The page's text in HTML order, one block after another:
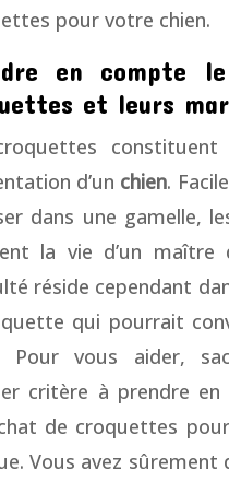
pour votre chien.
en compte
et leurs
d’un chien.
dans une gamelle,
la vie d’un maître
réside cependant
qui pourrait
Pour vous aider,
critère à prendre
de croquettes
Vous avez sûrement